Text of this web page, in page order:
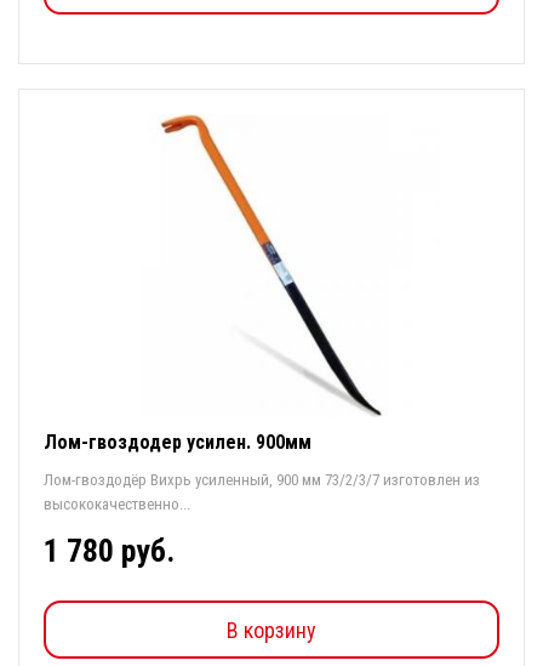
Лом-гвоздодер усилен. 900мм
Лом-гвоздодёр Вихрь усиленный, 900 мм 73/2/3/7 изготовлен из
высококачественно...
1 780 руб.
В корзину